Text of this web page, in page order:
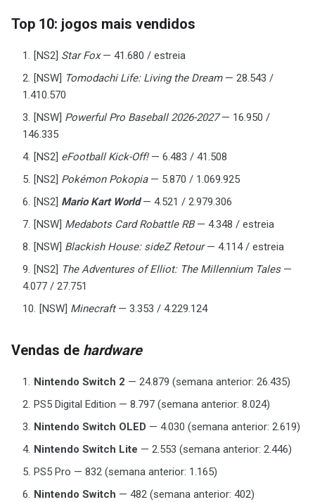
Top 10: jogos mais vendidos
[NS2] Star Fox— 41.680 / estreia
[NSW] Tomodachi Life: Living the Dream— 28.543 /
1.410.570
[NSW] Powerful Pro Baseball 2026-2027— 16.950 /
146.335
[NS2] eFootball Kick-Off!— 6.483 / 41.508
[NS2] Pokémon Pokopia— 5.870 / 1.069.925
[NS2] Mario Kart World— 4.521 / 2.979.306
[NSW] Medabots Card Robattle RB— 4.348 / estreia
[NSW] Blackish House: sideZ Retour— 4.114 / estreia
[NS2] The Adventures of Elliot: The Millennium Tales—
4.077 / 27.751
[NSW] Minecraft— 3.353 / 4.229.124
Vendas de hardware
Nintendo Switch 2 — 24.879 (semana anterior: 26.435)
PS5 Digital Edition — 8.797 (semana anterior: 8.024)
Nintendo Switch OLED — 4.030 (semana anterior: 2.619)
Nintendo Switch Lite — 2.553 (semana anterior: 2.446)
PS5 Pro — 832 (semana anterior: 1.165)
Nintendo Switch — 482 (semana anterior: 402)